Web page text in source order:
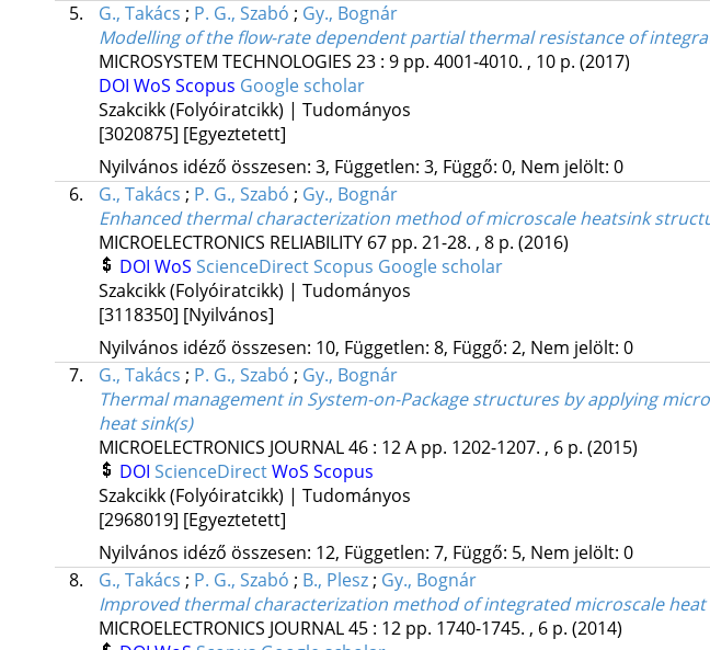
5.
G., Takács ; P. G., Szabó ; Gy., Bognár
Modelling of the flow-rate dependent partial thermal resistance of
MICROSYSTEM TECHNOLOGIES 23: 9 pp. 4001-4010. , 10 p. (2017)
DOI WoS Scopus Google scholar
Szakcikk (Folyóiratcikk) | Tudományos
[3020875] [Egyeztetett]
Nyilvános idéző összesen: 3, Független: 3, Függő: 0, Nem jelölt: 0
6.
G., Takács ; P. G., Szabó ; Gy., Bognár
Enhanced thermal characterization method of microscale heatsink
MICROELECTRONICS RELIABILITY 67 pp. 21-28. , 8 p. (2016)
DOI WoS ScienceDirectScopus Google scholar
Szakcikk (Folyóiratcikk) | Tudományos
[3118350] [Nyilvános]
Nyilvános idéző összesen: 10, Független: 8, Függő: 2, Nem jelölt: 0
7.
G., Takács ; P. G., Szabó ; Gy., Bognár
Thermal management in System-on-Package structures by applying
heat sink(s)
MICROELECTRONICS JOURNAL46: 12 A pp. 1202-1207. , 6 p. (2015)
DOI ScienceDirectWoS Scopus
Szakcikk (Folyóiratcikk) | Tudományos
[2968019] [Egyeztetett]
Nyilvános idéző összesen: 12, Független: 7, Függő: 5, Nem jelölt: 0
8.
G., Takács ; P. G., Szabó ; B., Plesz; Gy., Bognár
Improved thermal characterization method of integrated microscale heat
MICROELECTRONICS JOURNAL45: 12 pp. 1740-1745. , 6 p. (2014)